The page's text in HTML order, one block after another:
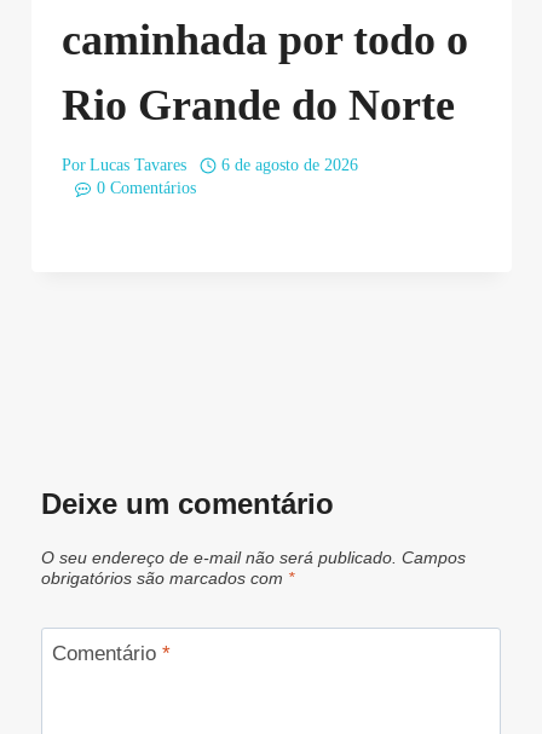
caminhada por todo o
Rio Grande do Norte
Por Lucas Tavares
6 de agosto de 2026
0 Comentários
Deixe um comentário
O seu endereço de e-mail não será publicado. Campos
obrigatórios são marcados com *
Comentário *